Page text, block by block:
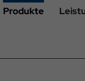
Produkte